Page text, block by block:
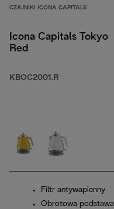
CZAJNIKI ICONA CAPITALS
Icona Capitals Tokyo
Red
KBOC2001.R
Filtr antywapienny
Obrotowa podstawa